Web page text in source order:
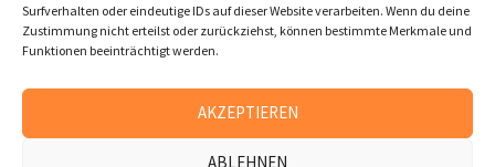
Surfverhalten oder eindeutige IDs auf dieser Website verarbeiten. Wenn du deine
Zustimmung nicht erteilst oder zurückziehst, können bestimmte Merkmale und
Funktionen beeinträchtigt werden.
AKZEPTIEREN
ABLEHNEN
Marions Massagestudio © 2026. All rights
reserved.
Impressum